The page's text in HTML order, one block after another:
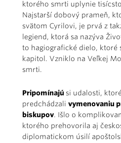
ktorého smrti uplynie
Najstarší dobový prameň,
svätom Cyrilovi, je prvá z
legiend, ktorá sa nazýva
to hagiografické dielo, ktoré
kapitol. Vzniklo na Veľkej
smrti.
Pripomínajú si udalosti,
predchádzali vymenovaniu
biskupov. Išlo o
ktorého prehovorila aj
diplomatickom úsilí